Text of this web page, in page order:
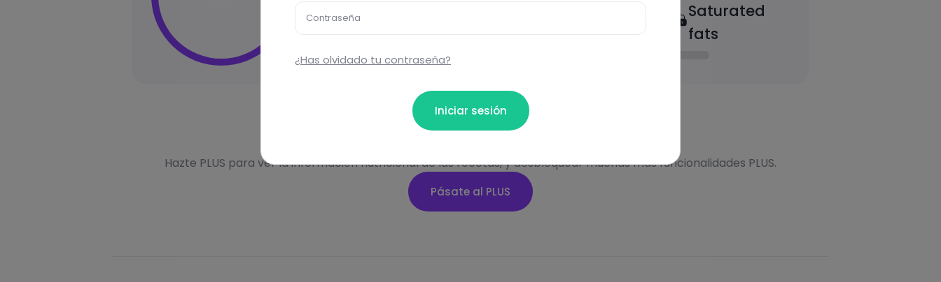
proteins
Saturated
fats
Hazte PLUS para ver la información nutricional de las recetas, y desbloquear muchas más funcionalidades PLUS.
Pásate al PLUS
Contraseña
¿Has olvidado tu contraseña?
Iniciar sesión